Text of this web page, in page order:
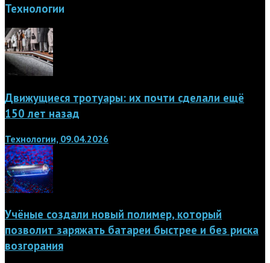
Технологии
Движущиеся тротуары: их почти сделали ещё
150 лет назад
Технологии, 09.04.2026
Учёные создали новый полимер, который
позволит заряжать батареи быстрее и без риска
возгорания